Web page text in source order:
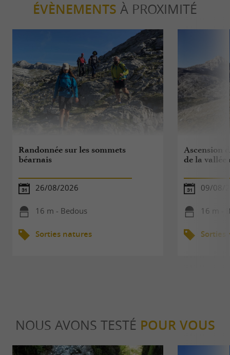
ÉVÈNEMENTS À PROXIMITÉ
Randonnée sur les sommets
béarnais
26/08/2026
16 m - Bedous
Sorties natures
Ascension
de la vallée
09/08/
16 m -
Sorties
NOUS AVONS TESTÉ POUR VOUS